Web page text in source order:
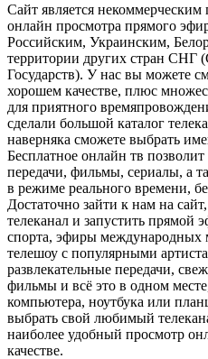
Сайт является некоммерческим
онлайн просмотра прямого
Российским, Украинским,
территории других стран СНГ
Государств). У нас вы можете
хорошем качестве, плюс
для приятного
сделали большой каталог
наверняка сможете выбрать
Бесплатное онлайн тв
передачи, фильмы, сериалы, а
в режиме реального времени,
Достаточно зайти к нам на
телеканал и запустить прямой
спорта, эфиры международных
телешоу с популярными
развлекательные передачи,
фильмы и всё это в одном
компьютера, ноутбука или
выбрать свой любимый
наиболее удобный просмотр
качестве.